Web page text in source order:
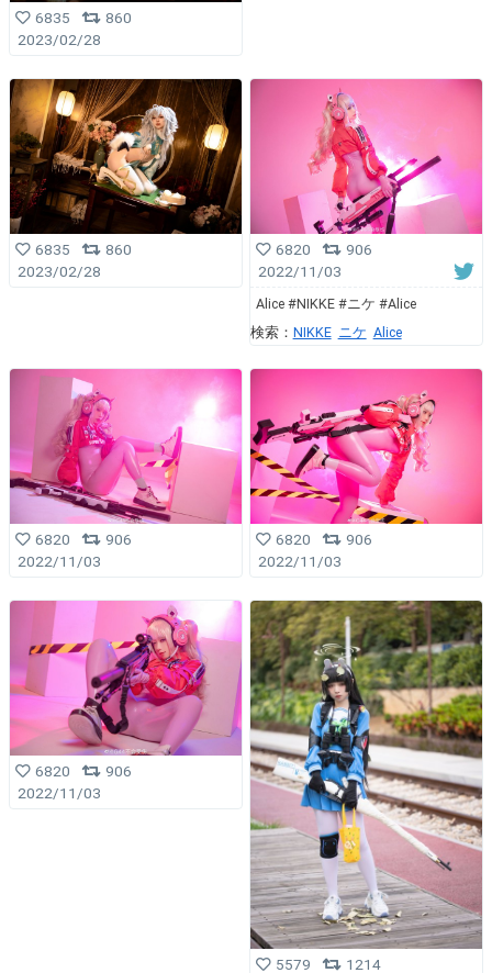
6835
860
2023/02/28
6835
860
2023/02/28
6820
906
2022/11/03
Alice #NIKKE #ニケ #Alice
検索： NIKKE ニケ Alice
6820
906
2022/11/03
6820
906
2022/11/03
6820
906
2022/11/03
5579 1214